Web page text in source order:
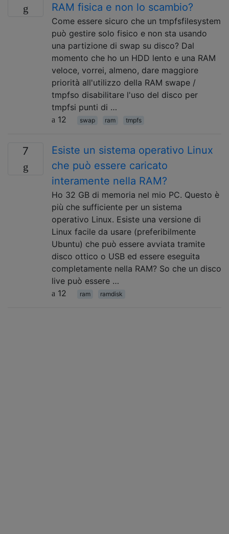
RAM fisica e non lo scambio?
Come essere sicuro che un tmpfsfilesystem
può gestire solo fisico e non sta usando
una partizione di swap su disco? Dal
momento che ho un HDD lento e una RAM
veloce, vorrei, almeno, dare maggiore
priorità all'utilizzo della RAM swape /
tmpfso disabilitare l'uso del disco per
tmpfsi punti di …
12
swap ram tmpfs
7
Esiste un sistema operativo Linux
che può essere caricato
interamente nella RAM?
Ho 32 GB di memoria nel mio PC. Questo è
più che sufficiente per un sistema
operativo Linux. Esiste una versione di
Linux facile da usare (preferibilmente
Ubuntu) che può essere avviata tramite
disco ottico o USB ed essere eseguita
completamente nella RAM? So che un disco
live può essere …
12
ram ramdisk